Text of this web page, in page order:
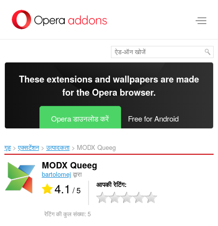
सामग्री
These extensions and wallpapers are made
for theOpera browser.
Opera डाउनलोड करें Free for Android
गृह एक्सटेंशन उत्पादकता MODX Queeg‎
MODX Queeg
bartolomej द्वारा
4.1 / 5 आपकी रेटिंग
रेटिंग की कुल संख्या:5